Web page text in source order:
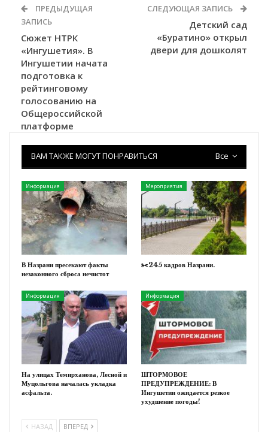
ПРЕДЫДУЩАЯ
ЗАПИСЬ
Сюжет НТРК
«Ингушетия». В
Ингушетии начата
подготовка к
рейтинговому
голосованию на
Общероссийской
платформе
СЛЕДУЮЩАЯ ЗАПИСЬ
Детский сад
«Буратино» открыл
двери для дошколят
Все
ВАМ ТАКЖЕ МОГУТ ПОНРАВИТЬСЯ
Информация
В Назрани пресекают факты
незаконного сброса нечистот
Мероприятия
✂️245 кадров Назрани.
Информация
На улицах Темирханова, Лесной и
Муцольгова началась укладка
асфальта.
Информация
ШТОРМОВОЕ
ПРЕДУПРЕЖДЕНИЕ: В
Ингушетии ожидается резкое
ухудшение погоды!
НАЗАД ВПЕРЕД